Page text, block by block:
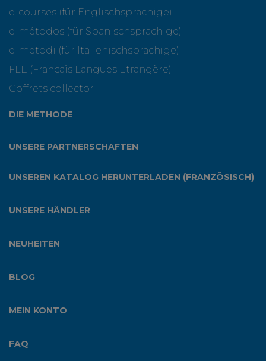
e-courses (für Englischsprachige)
e-métodos (für Spanischsprachige)
e-metodi (für Italienischsprachige)
FLE (Français Langues Etrangère)
Coffrets collector
DIE METHODE
UNSERE PARTNERSCHAFTEN
UNSEREN KATALOG HERUNTERLADEN (FRANZÖSISCH)
UNSERE HÄNDLER
NEUHEITEN
BLOG
MEIN KONTO
FAQ